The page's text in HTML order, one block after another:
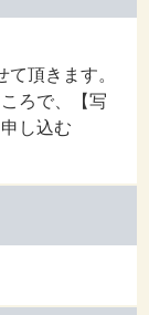
頂きます。
ろで、【写
し込む